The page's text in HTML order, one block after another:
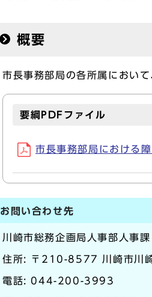
概要
市長事務部局の各所属におい
要綱PDFファイル
市長事務部局における
お問い合わせ先
川崎市総務企画局人事部人事課
住所: 〒210-8577 川崎市川
電話: 044-200-3993